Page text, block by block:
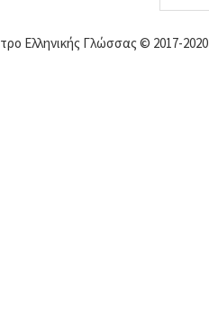
Ελληνικής Γλώσσας © 2017-2020